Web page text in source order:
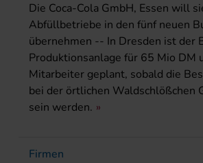
Die Coca-Cola GmbH, Essen will
Abfüllbetriebe in den fünf neuen
übernehmen -- In Dresden ist der
Produktionsanlage für 65 Mio DM
Mitarbeiter geplant, sobald die
bei der örtlichen Waldschlößchen
sein werden.
Firmen